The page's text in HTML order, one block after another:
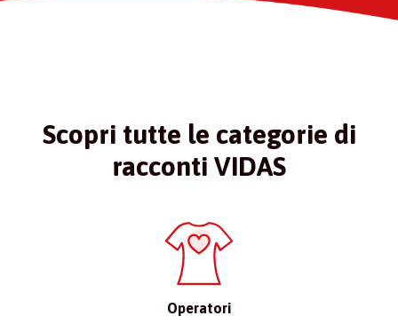
Scopri tutte le categorie di
racconti VIDAS
Operatori